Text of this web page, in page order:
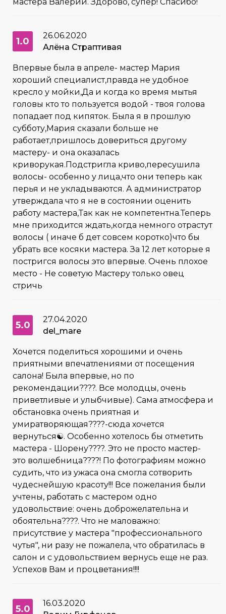
1.0
26.06.2020
Алёна Страптивая
Впервые была в апреле- мастер Мария
хороший специалист,правда не удобное
кресло у мойки,Да и когда ко время мытья
головы кто то пользуется водой - твоя голова
попадает под кипяток. Была я в прошлую
субботу,Мария сказали больше не
работает,пришлось довериться другому
мастеру- и она оказалась
криворукая.Подстригла криво,пересушила
волосы- особенно у лица,что они теперь как
перья и не укладываются. А администратор
утверждала что я не в состоянии оценить
работу мастера,Так как не компетентна.Теперь
мне приходится ждать,когда немного отрастут
волосы ( иначе б дет совсем коротко)что бы
убрать все косяки мастера. За 12 лет которые я
постригся волосы это впервые. Очень плохое
место - Не советую Мастеру только овец
стричь
5.0
27.04.2020
del_mare
Хочется поделиться хорошими и очень
приятными впечатлениями от посещения
салона! Была впервые, но по
рекомендации????. Все молодцы, очень
приветливые и улыбчивые). Сама атмосфера и
обстановка очень приятная и
умиратворяющая????-сюда хочется
вернуться☯️. Особенно хотелось бы отметить
мастера - Шорену????. Это не просто мастер-
это волшебница????! По фотографиям можно
судить, что из ужаса она смогла сотворить
чудеснейшую красоту!!! Все пожелания были
учтены, работать с мастером одно
удовольствие: очень доброжелательна и
обоятельна????. Что не маловажно:
присутствие у мастера "профессионального
чутья", ни разу не пожалела, что обратилась в
салон и с удовольствием вернусь еще не раз.
Успехов Вам и процветания!!!!
5.0
16.03.2020